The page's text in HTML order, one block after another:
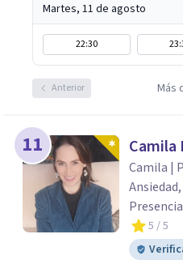
Martes, 11 de agosto
22:30
Anterior Más
11 Camila
Camila |
5 / 5